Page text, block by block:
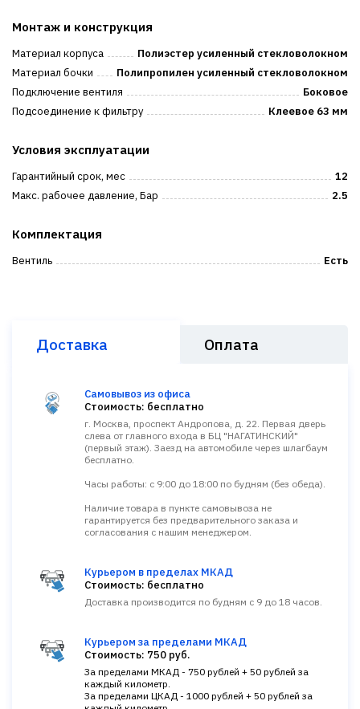
Монтаж и конструкция
Материал корпуса
Полиэстер усиленный стекловолокном
Материал бочки
Полипропилен усиленный стекловолокном
Подключение вентиля
Боковое
Подсоединение к фильтру
Клеевое 63 мм
Условия эксплуатации
Гарантийный срок, мес
12
Макс. рабочее давление, Бар
2.5
Комплектация
Вентиль Есть
Доставка Оплата
Самовывоз из офиса
Стоимость: бесплатно
г. Москва, проспект Андропова, д. 22. Первая дверь
слева от главного входа в БЦ "НАГАТИНСКИЙ"
(первый этаж). Заезд на автомобиле через шлагбаум
бесплатно.
Часы работы: с 9:00 до 18:00 по будням (без обеда).
Наличие товара в пункте самовывоза не
гарантируется без предварительного заказа и
согласования с нашим менеджером.
Курьером в пределах МКАД
Стоимость: бесплатно
Доставка производится по будням с 9 до 18 часов.
Курьером за пределами МКАД
Стоимость: 750 руб.
За пределами МКАД - 750 рублей + 50 рублей за
каждый километр.
За пределами ЦКАД - 1000 рублей + 50 рублей за